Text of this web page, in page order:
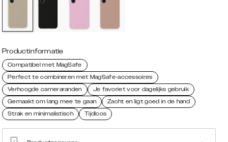
Productinformatie
Compatibel met MagSafe
Perfect te combineren met MagSafe-accessoires
Verhoogde cameraranden
Je favoriet voor dagelijks gebruik
Gemaakt om lang mee te gaan
Zacht en ligt goed in de hand
Strak en minimalistisch
Tijdloos